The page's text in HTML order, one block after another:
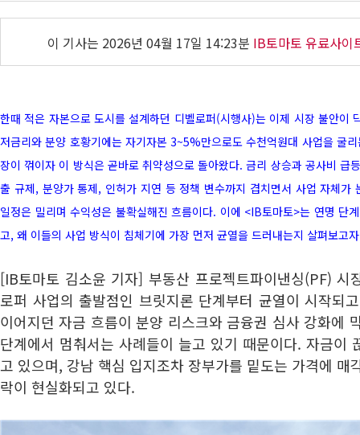
이 기사는 2026년 04월 17일 14:23분 IB토마토 유료사이
한때 적은 자본으로 도시를 설계하던 디벨로퍼(시행사)는 이제 시장 불안이
저금리와 분양 호황기에는 자기자본 3~5%만으로도 수천억원대 사업을 굴
장이 꺾이자 이 방식은 곧바로 취약성으로 돌아왔다. 금리 상승과 공사비 급
출 규제, 분양가 통제, 인허가 지연 등 정책 변수까지 겹치면서 사업 자체가
일정은 밀리며 수익성은 불확실해진 흐름이다. 이에 <IB토마토>는 연명 단
고, 왜 이들의 사업 방식이 침체기에 가장 먼저 균열을 드러내는지 살펴보고
[IB토마토 김소윤 기자] 부동산 프로젝트파이낸싱(PF) 시
로퍼 사업의 출발점인 브릿지론 단계부터 균열이 시작되
이어지던 자금 흐름이 분양 리스크와 금융권 심사 강화에
단계에서 멈춰서는 사례들이 늘고 있기 때문이다. 자금이
고 있으며, 강남 핵심 입지조차 장부가를 밑도는 가격에 매
락이 현실화되고 있다.